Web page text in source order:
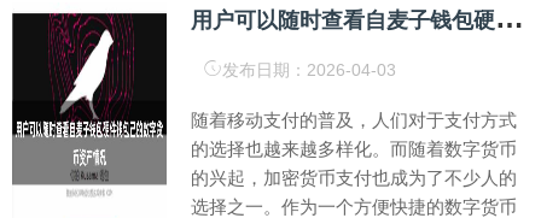
用
户可以随时查看自麦子钱包硬件钱包己的数字货币资产情况
发布日期：2026-04-03
随着移动支付的普及，人们对于支付方式
的选择也越来越多样化。而随着数字货币
的兴起，加密货币支付也成为了不少人的
选择之一。作为一个方便快捷的数字货币